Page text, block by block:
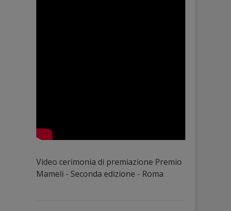
Video cerimonia di premiazione Premio
Mameli - Seconda edizione - Roma